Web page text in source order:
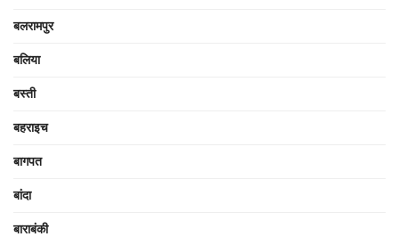
बलरामपुर
बलिया
बस्ती
बहराइच
बागपत
बांदा
बाराबंकी